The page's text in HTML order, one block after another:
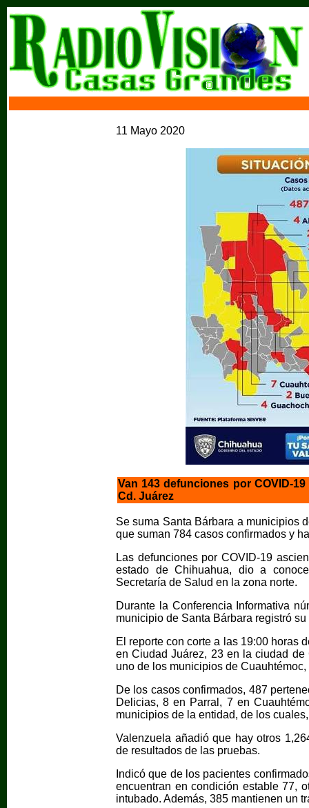
11 Mayo 2020
Van 143 defunciones por COVID-
Cd. Juárez
Se suma Santa Bárbara a municipios
que suman 784 casos confirmados y
Las defunciones por COVID-19
estado de Chihuahua, dio a
Secretaría de Salud en la zona norte.
Durante la Conferencia Informativa
municipio de Santa Bárbara registró
El reporte con corte a las 19:00 horas
en Ciudad Juárez, 23 en la ciudad
uno de los municipios de
De los casos confirmados, 487
Delicias, 8 en Parral, 7 en
municipios de la entidad, de los
Valenzuela añadió que hay otros
de resultados de las pruebas.
Indicó que de los pacientes
encuentran en condición estable 77,
intubado. Además, 385 mantienen un